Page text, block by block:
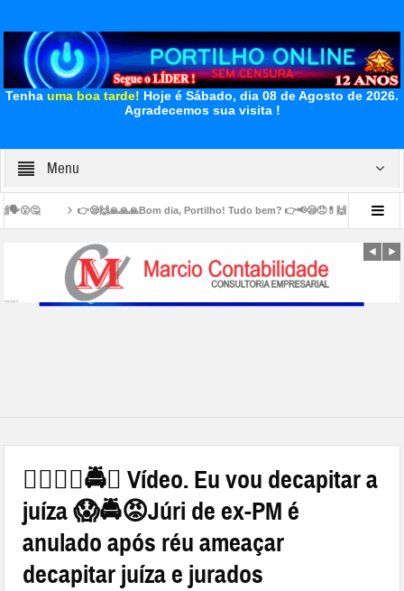
Tenha uma boa tarde! Hoje é Sábado, dia 08 de Agosto de 2026.
Agradecemos sua visita !
Menu
dia, Portilho! Tudo bem? 👉📢😪😞💊🙌🙏👏🤝Venho lhe pedir, de
👉🏻🚧👍🏻👏🏻🤝✍🏻👏🏻👏🏻🛣️ Secretaria de Obras intensifica
👉🏻🚓😱🚔😡 Vídeo. Eu vou decapitar a
juíza 😱🚔😡Júri de ex-PM é
anulado após réu ameaçar
decapitar juíza e jurados